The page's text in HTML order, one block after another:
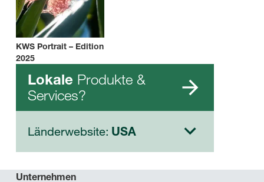
KWS Portrait – Edition
2025
Lokale Produkte &
Services?
Länderwebsite: USA
Unternehmen